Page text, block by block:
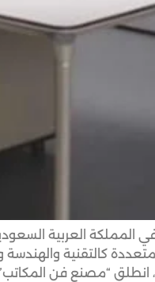
المملكة العربية
كالتقنية والهندسة
انطلق “مصنع فن